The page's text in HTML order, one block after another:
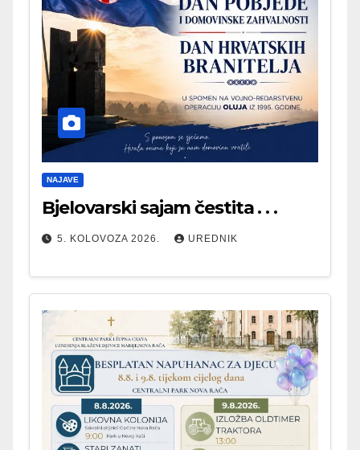
NAJAVE
Bjelovarski sajam čestita . . .
5. KOLOVOZA 2026. UREDNIK